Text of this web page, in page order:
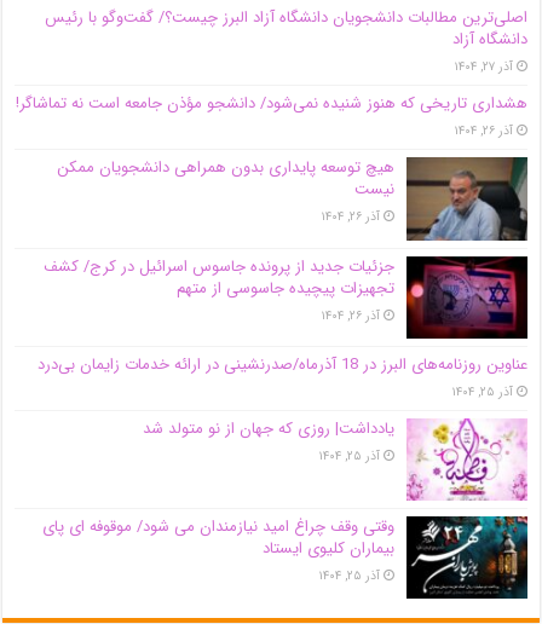
اصلی‌ترین مطالبات دانشجویان دانشگاه آزاد البرز چیست؟/ گفت‌وگو با رئیس
دانشگاه آز‌اد
آذر ۲۷, ۱۴۰۴
هشداری تاریخی که هنوز شنیده نمی‌شود/ دانشجو مؤذن جامعه است نه تماشاگر!
آذر ۲۶, ۱۴۰۴
هیچ توسعه پایداری بدون همراهی دانشجویان ممکن
نیست
آذر ۲۶, ۱۴۰۴
جزئیات جدید از پرونده جاسوس اسرائیل در کرج/‌ کشف
تجهیزات پیچیده جاسوسی از متهم
آذر ۲۶, ۱۴۰۴
عناوین روزنامه‌های البرز در ‌18 آذرماه/صدرنشینی در ارائه خدمات زایمان بی‌درد
آذر ۲۵, ۱۴۰۴
یادداشت| روزی که جهان از نو متولد شد
آذر ۲۵, ۱۴۰۴
وقتی وقف چراغ امید نیازمندان می شود/ موقوفه ای پای
بیماران کلیوی ایستاد
آذر ۲۵, ۱۴۰۴